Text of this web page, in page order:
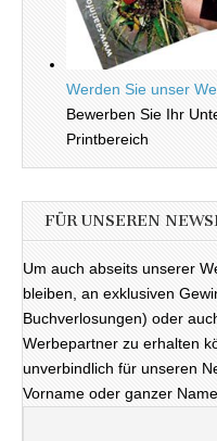
Werden Sie unser
Bewerben Sie Ihr
Printbereich
FÜR UNSEREN
Um auch abseits unserer
bleiben, an exklusiven
Buchverlosungen) oder
Werbepartner zu erhalten
unverbindlich für unseren
Vorname oder ganzer